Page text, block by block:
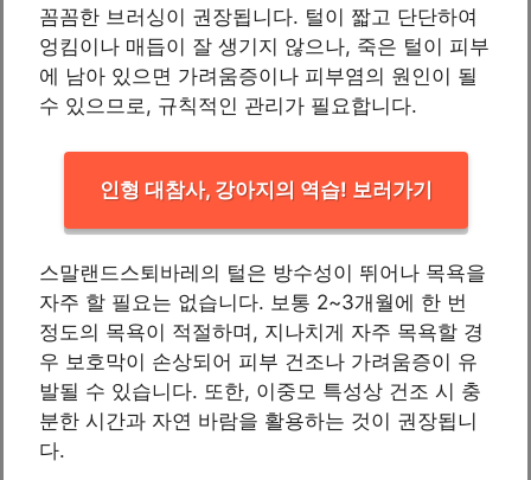
꼼꼼한 브러싱이 권장됩니다. 털이 짧고 단단하여
엉킴이나 매듭이 잘 생기지 않으나, 죽은 털이 피부
에 남아 있으면 가려움증이나 피부염의 원인이 될
수 있으므로, 규칙적인 관리가 필요합니다.
인형 대참사, 강아지의 역습! 보러가기
스말랜드스퇴바레의 털은 방수성이 뛰어나 목욕을
자주 할 필요는 없습니다. 보통 2~3개월에 한 번
정도의 목욕이 적절하며, 지나치게 자주 목욕할 경
우 보호막이 손상되어 피부 건조나 가려움증이 유
발될 수 있습니다. 또한, 이중모 특성상 건조 시 충
분한 시간과 자연 바람을 활용하는 것이 권장됩니
다.